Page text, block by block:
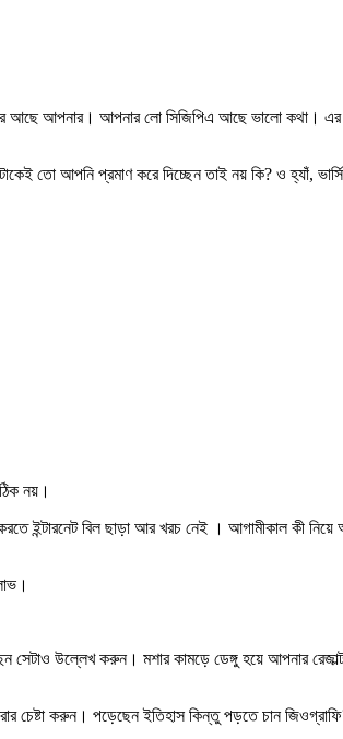
আছে আপনার। আপনার লো সিজিপিএ আছে ভালো কথা। এর
তো আপনি প্রমাণ করে দিচ্ছেন তাই নয় কি? ও হ্যাঁ,
নয়।
ইন্টারনেট বিল ছাড়া আর খরচ নেই । আগামীকাল কী
উল্লেখ করুন। মশার কামড়ে ডেঙ্গু হয়ে আপনার রেজাল্ট
করার চেষ্টা করুন। পড়েছেন ইতিহাস কিন্তু পড়তে চান